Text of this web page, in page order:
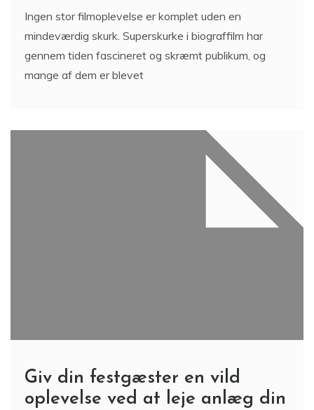
Ingen stor filmoplevelse er komplet uden en
mindeværdig skurk. Superskurke i biograffilm har
gennem tiden fascineret og skræmt publikum, og
mange af dem er blevet
Giv din festgæster en vild
oplevelse ved at leje anlæg din